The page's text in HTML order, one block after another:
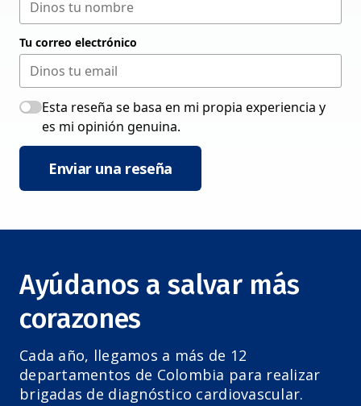
Tu correo electrónico
Esta reseña se basa en mi propia experiencia y
es mi opinión genuina.
Enviar una reseña
Ayúdanos a salvar más
corazones
Cada año, llegamos a más de 12
departamentos de Colombia para realizar
brigadas de diagnóstico cardiovascular.